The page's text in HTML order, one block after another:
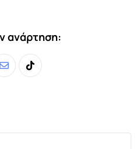
ανάρτηση:
ShareTiktok